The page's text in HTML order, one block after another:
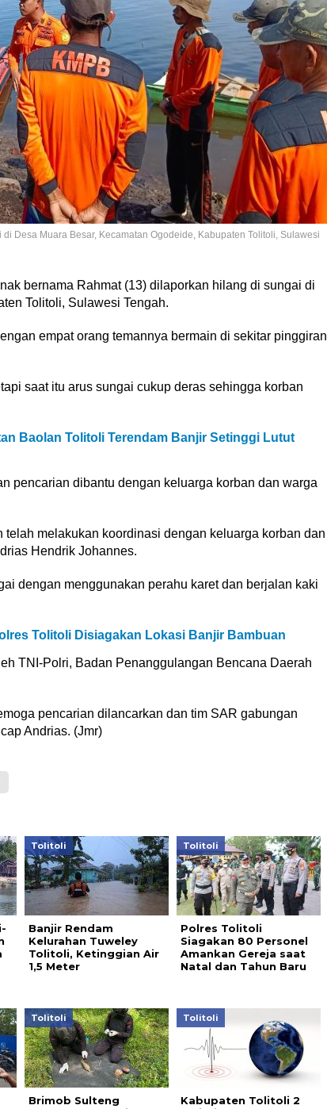
Desa Muara Besar, Kecamatan Ogodeide, Kabupaten Tolitoli, Sulawesi
bernama Rahmat (13) dilaporkan hilang di sungai di
Tolitoli, Sulawesi Tengah.
empat orang temannya bermain di sekitar pinggiran
saat itu arus sungai cukup deras sehingga korban
Baolan Tolitoli Terendam Banjir Setinggi Lutut
pencarian dibantu dengan keluarga korban dan warga
melakukan koordinasi dengan keluarga korban dan
Hendrik Johannes.
dengan menggunakan perahu karet dan berjalan kaki
Tolitoli Disiagakan Lokasi Banjir Bambuan
TNI-Polri, Badan Penanggulangan Bencana Daerah
pencarian dilancarkan dan tim SAR gabungan
Andrias. (Jmr)
Tolitoli
Banjir Rendam
Kelurahan Tuweley
Tolitoli, Ketinggian Air
1,5 Meter
Tolitoli
Polres Tolitoli
Siagakan 80 Personel
Amankan Gereja saat
Natal dan Tahun Baru
Tolitoli
Brimob Sulteng
Tolitoli
Kabupaten Tolitoli 2